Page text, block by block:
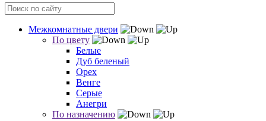
Межкомнатные двери
По цвету
Белые
Дуб беленый
Орех
Венге
Серые
Анегри
По назначению